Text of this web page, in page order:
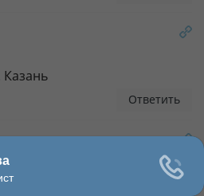
Казань
Ответить
пришли 29 и 30 апреля